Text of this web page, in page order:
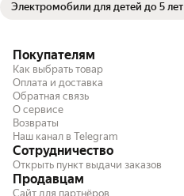
Электромобили для детей до 5 лет
Покупателям
Как выбрать товар
Оплата и доставка
Обратная связь
О сервисе
Возвраты
Наш канал в Telegram
Сотрудничество
Открыть пункт выдачи заказов
Продавцам
Сайт для партнёров